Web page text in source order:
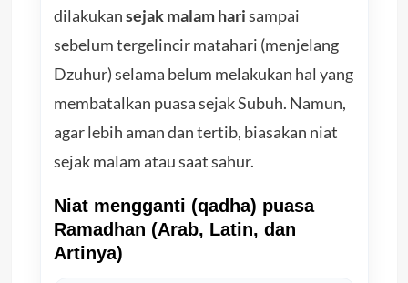
dilakukansejak malam harisampai
sebelum tergelincir matahari (menjelang
Dzuhur) selama belum melakukan hal yang
membatalkan puasa sejak Subuh. Namun,
agar lebih aman dan tertib, biasakan niat
sejak malam atau saat sahur.
Niat mengganti (qadha) puasa
Ramadhan (Arab, Latin, dan
Artinya)